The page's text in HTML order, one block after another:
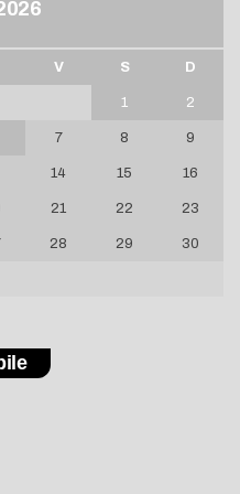
V S D
1 2
7 8 9
14 15 16
21 22 23
28 29 30